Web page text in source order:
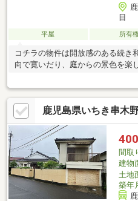
目
平屋 所有
コチラの物件は開放感のある続き
向で寛いだり、庭からの景色を楽
鹿児島県いちき串木
400
間取
建物
土地
築年